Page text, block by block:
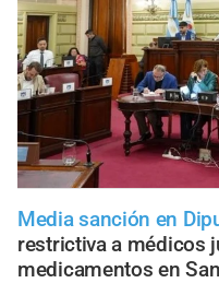
Media sanción en
restrictiva a médicos
medicamentos en